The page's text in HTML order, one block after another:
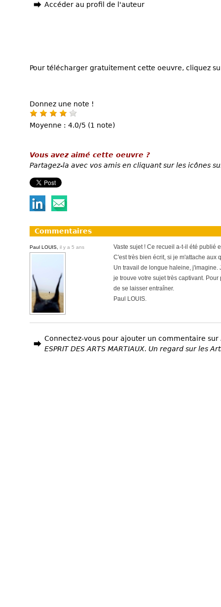
Accéder au profil de l'auteur
Pour télécharger gratuitement cette oeuvre, cliquez
Donnez une note !
Moyenne : 4.0/5 (1 note)
Vous avez aimé cette oeuvre ?
Partagez-la avec vos amis en cliquant sur les icônes
Commentaires
Paul LOUIS, il y a 5 ans
Vaste sujet ! Ce recueil a-t-il été publié
C'est très bien écrit, si je m'attache aux
Un travail de longue haleine, j'imagine.
je trouve votre sujet très captivant.
de se laisser entraîner.
Paul LOUIS.
Connectez-vous pour ajouter un commentaire sur
ESPRIT DES ARTS MARTIAUX. Un regard sur les